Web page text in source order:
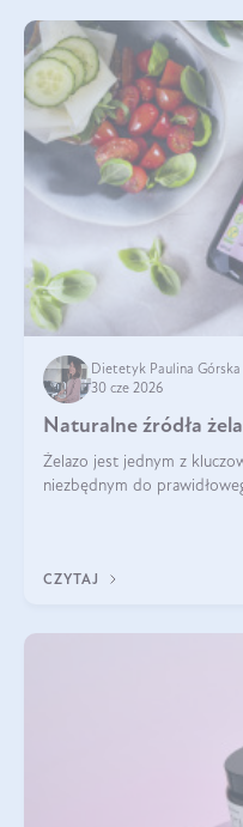
Dietetyk Paulina Górska
30 cze 2026
Naturalne źródła
Żelazo jest jednym z
niezbędnym do
CZYTAJ